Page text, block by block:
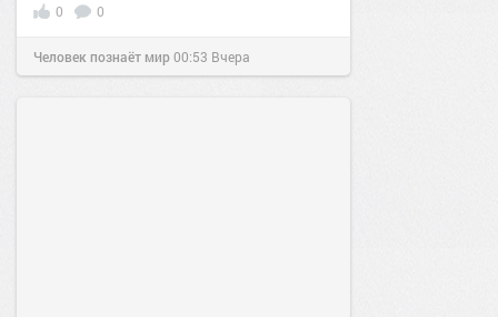
0 0
Человек познаёт мир00:53 Вчера